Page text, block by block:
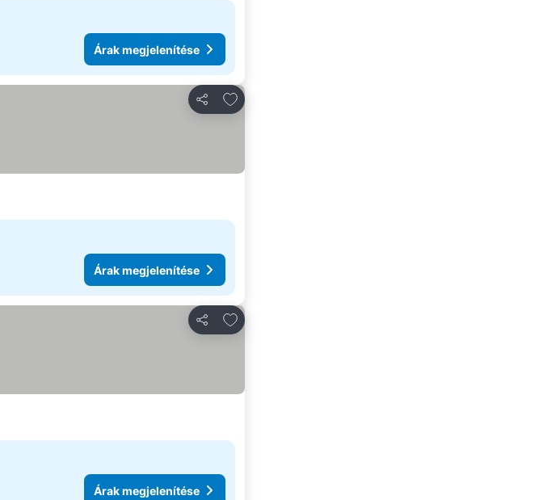
Árak megjelenítése
Megosztás
Hozzáadás a kedvencekhez
Árak megjelenítése
Megosztás
Hozzáadás a kedvencekhez
Árak megjelenítése